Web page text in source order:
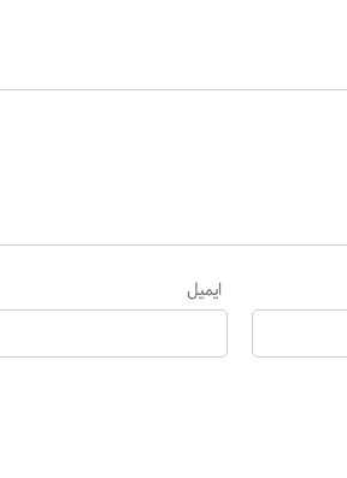
ایمیل